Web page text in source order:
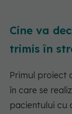
Cine va
trimis în
Primul proiect
în care se
pacientului cu